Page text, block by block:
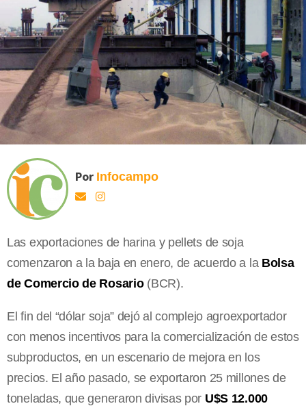
Por Infocampo
Las exportaciones de harina y pellets de soja
comenzaron a la baja en enero, de acuerdo a la Bolsa
de Comercio de Rosario(BCR).
El fin del “dólar soja” dejó al complejo agroexportador
con menos incentivos para la comercialización de estos
subproductos, en un escenario de mejora en los
precios. El año pasado, se exportaron 25 millones de
toneladas, que generaron divisas por U$S 12.000